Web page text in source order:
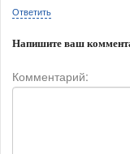
Ответить
Напишите ваш
Комментарий: